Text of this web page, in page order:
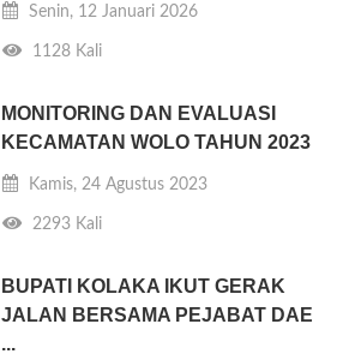
Senin, 12 Januari 2026
1128 Kali
MONITORING DAN EVALUASI
KECAMATAN WOLO TAHUN 2023
Kamis, 24 Agustus 2023
2293 Kali
BUPATI KOLAKA IKUT GERAK
JALAN BERSAMA PEJABAT DAE
...